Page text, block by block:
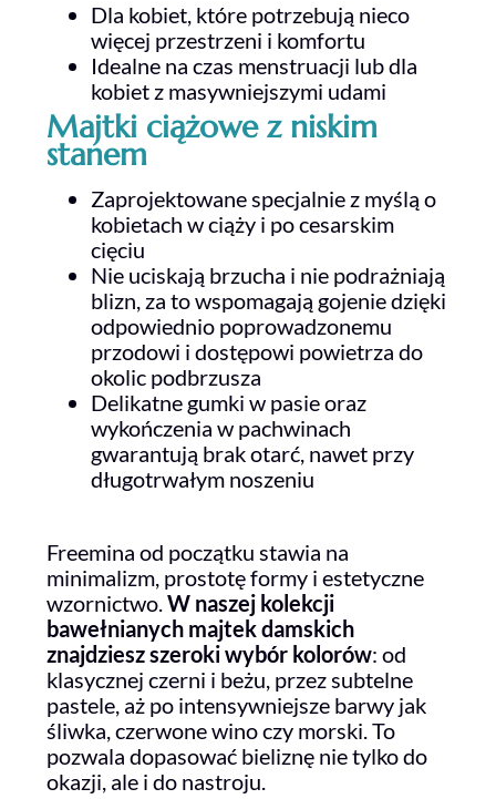
Dla kobiet, które potrzebują nieco
więcej przestrzeni i komfortu
Idealne na czas menstruacji lub dla
kobiet z masywniejszymi udami
Majtki ciążowe z niskim
stanem
Zaprojektowane specjalnie z myślą o
kobietach w ciąży i po cesarskim
cięciu
Nie uciskają brzucha i nie podrażniają
blizn, za to wspomagają gojenie dzięki
odpowiednio poprowadzonemu
przodowi i dostępowi powietrza do
okolic podbrzusza
Delikatne gumki w pasie oraz
wykończenia w pachwinach
gwarantują brak otarć, nawet przy
długotrwałym noszeniu
Freemina od początku stawia na
minimalizm, prostotę formy i estetyczne
wzornictwo.W naszej kolekcji
bawełnianych majtek damskich
znajdziesz szeroki wybór kolorów: od
klasycznej czerni i beżu, przez subtelne
pastele, aż po intensywniejsze barwy jak
śliwka, czerwone wino czy morski. To
pozwala dopasować bieliznę nie tylko do
okazji, ale i do nastroju.